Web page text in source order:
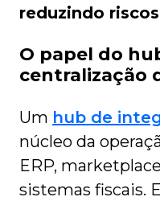
reduzindo
O papel do
centralização
Um hub de
núcleo da
ERP,
sistemas fiscais.